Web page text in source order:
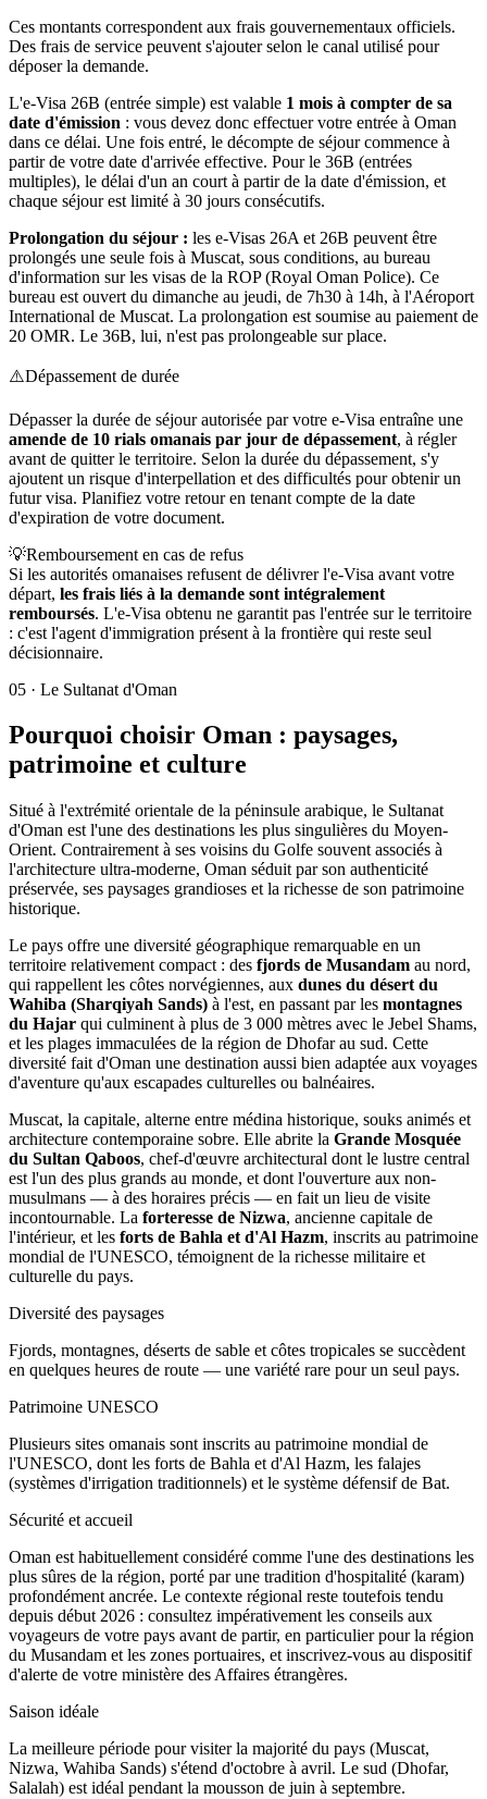
Ces montants correspondent aux frais gouvernementaux officiels.
Des frais de service peuvent s'ajouter selon le canal utilisé pour
déposer la demande.
L'e-Visa 26B (entrée simple) est valable 1 mois à compter de sa
date d'émission : vous devez donc effectuer votre entrée à Oman
dans ce délai. Une fois entré, le décompte de séjour commence à
partir de votre date d'arrivée effective. Pour le 36B (entrées
multiples), le délai d'un an court à partir de la date d'émission, et
chaque séjour est limité à 30 jours consécutifs.
Prolongation du séjour : les e-Visas 26A et 26B peuvent être
prolongés une seule fois à Muscat, sous conditions, au bureau
d'information sur les visas de la ROP (Royal Oman Police). Ce
bureau est ouvert du dimanche au jeudi, de 7h30 à 14h, à l'Aéroport
International de Muscat. La prolongation est soumise au paiement de
20 OMR. Le 36B, lui, n'est pas prolongeable sur place.
⚠️Dépassement de durée
Dépasser la durée de séjour autorisée par votre e-Visa entraîne une
amende de 10 rials omanais par jour de dépassement, à régler
avant de quitter le territoire. Selon la durée du dépassement, s'y
ajoutent un risque d'interpellation et des difficultés pour obtenir un
futur visa. Planifiez votre retour en tenant compte de la date
d'expiration de votre document.
💡Remboursement en cas de refus
Si les autorités omanaises refusent de délivrer l'e-Visa avant votre
départ, les frais liés à la demande sont intégralement
remboursés. L'e-Visa obtenu ne garantit pas l'entrée sur le territoire
: c'est l'agent d'immigration présent à la frontière qui reste seul
décisionnaire.
05 · Le Sultanat d'Oman
Pourquoi choisir Oman : paysages,
patrimoine et culture
Situé à l'extrémité orientale de la péninsule arabique, le Sultanat
d'Oman est l'une des destinations les plus singulières du Moyen-
Orient. Contrairement à ses voisins du Golfe souvent associés à
l'architecture ultra-moderne, Oman séduit par son authenticité
préservée, ses paysages grandioses et la richesse de son patrimoine
historique.
Le pays offre une diversité géographique remarquable en un
territoire relativement compact : des fjords de Musandam au nord,
qui rappellent les côtes norvégiennes, aux dunes du désert du
Wahiba (Sharqiyah Sands) à l'est, en passant par les montagnes
du Hajar qui culminent à plus de 3 000 mètres avec le Jebel Shams,
et les plages immaculées de la région de Dhofar au sud. Cette
diversité fait d'Oman une destination aussi bien adaptée aux voyages
d'aventure qu'aux escapades culturelles ou balnéaires.
Muscat, la capitale, alterne entre médina historique, souks animés et
architecture contemporaine sobre. Elle abrite la Grande Mosquée
du Sultan Qaboos, chef-d'œuvre architectural dont le lustre central
est l'un des plus grands au monde, et dont l'ouverture aux non-
musulmans — à des horaires précis — en fait un lieu de visite
incontournable. La forteresse de Nizwa, ancienne capitale de
l'intérieur, et les forts de Bahla et d'Al Hazm, inscrits au patrimoine
mondial de l'UNESCO, témoignent de la richesse militaire et
culturelle du pays.
Diversité des paysages
Fjords, montagnes, déserts de sable et côtes tropicales se succèdent
en quelques heures de route — une variété rare pour un seul pays.
Patrimoine UNESCO
Plusieurs sites omanais sont inscrits au patrimoine mondial de
l'UNESCO, dont les forts de Bahla et d'Al Hazm, les falajes
(systèmes d'irrigation traditionnels) et le système défensif de Bat.
Sécurité et accueil
Oman est habituellement considéré comme l'une des destinations les
plus sûres de la région, porté par une tradition d'hospitalité (karam)
profondément ancrée. Le contexte régional reste toutefois tendu
depuis début 2026 : consultez impérativement les conseils aux
voyageurs de votre pays avant de partir, en particulier pour la région
du Musandam et les zones portuaires, et inscrivez-vous au dispositif
d'alerte de votre ministère des Affaires étrangères.
Saison idéale
La meilleure période pour visiter la majorité du pays (Muscat,
Nizwa, Wahiba Sands) s'étend d'octobre à avril. Le sud (Dhofar,
Salalah) est idéal pendant la mousson de juin à septembre.